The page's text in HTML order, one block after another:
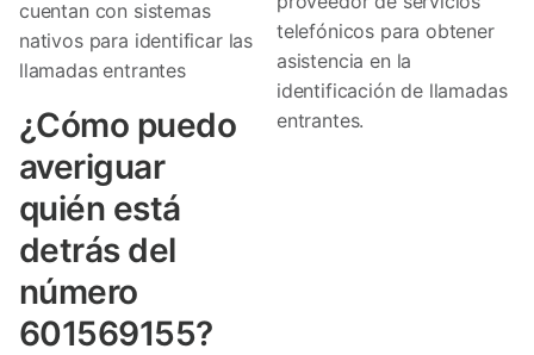
cuentan con sistemas
nativos para identificar las
llamadas entrantes
¿Cómo puedo
averiguar
quién está
detrás del
número
601569155?
telefónicos para obtener
asistencia en la
identificación de llamadas
entrantes.